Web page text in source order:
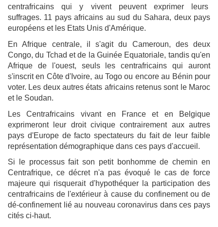
centrafricains qui y vivent peuvent exprimer leurs
suffrages. 11 pays africains au sud du Sahara, deux pays
européens et les Etats Unis d'Amérique.
En Afrique centrale, il s'agit du Cameroun, des deux
Congo, du Tchad et de la Guinée Equatoriale, tandis qu'en
Afrique de l'ouest, seuls les centrafricains qui auront
s'inscrit en Côte d'Ivoire, au Togo ou encore au Bénin pour
voter. Les deux autres états africains retenus sont le Maroc
et le Soudan.
Les Centrafricains vivant en France et en Belgique
exprimeront leur droit civique contrairement aux autres
pays d'Europe de facto spectateurs du fait de leur faible
représentation démographique dans ces pays d'accueil.
Si le processus fait son petit bonhomme de chemin en
Centrafrique, ce décret n'a pas évoqué le cas de force
majeure qui risquerait d'hypothéquer la participation des
centrafricains de l'extérieur à cause du confinement ou de
dé-confinement lié au nouveau coronavirus dans ces pays
cités ci-haut.